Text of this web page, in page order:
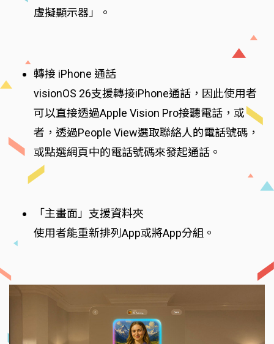
虛擬顯示器」。
轉接 iPhone 通話
visionOS 26支援轉接iPhone通話，因此使用者
可以直接透過Apple Vision Pro接聽電話，或
者，透過People View選取聯絡人的電話號碼，
或點選網頁中的電話號碼來發起通話。
「主畫面」支援資料夾
使用者能重新排列App或將App分組。